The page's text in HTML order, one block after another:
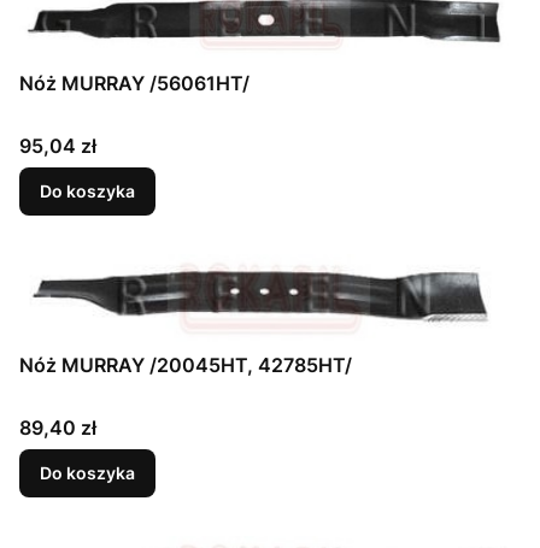
Nóż MURRAY /56061HT/
Cena
95,04 zł
Do koszyka
Nóż MURRAY /20045HT, 42785HT/
Cena
89,40 zł
Do koszyka